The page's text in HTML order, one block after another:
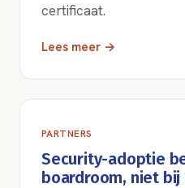
certificaat.
Lees meer →
PARTNERS
Security-adoptie
boardroom, niet